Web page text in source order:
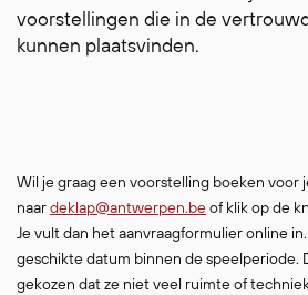
voorstellingen die in de
kunnen plaatsvinden.
Wil je graag een voorstelling boeken voor
naardeklap@antwerpen.beof klik op de
Je vult dan het aanvraagformulier online
geschikte datum binnen de speelperiode.
gekozen dat ze niet veel ruimte of